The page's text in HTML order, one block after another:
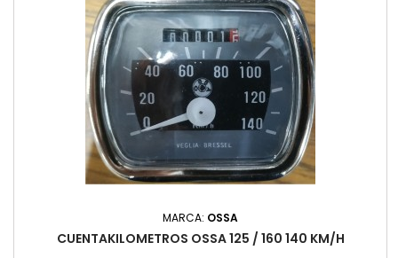
MARCA: OSSA
CUENTAKILOMETROS OSSA 125 / 160 140 KM/H